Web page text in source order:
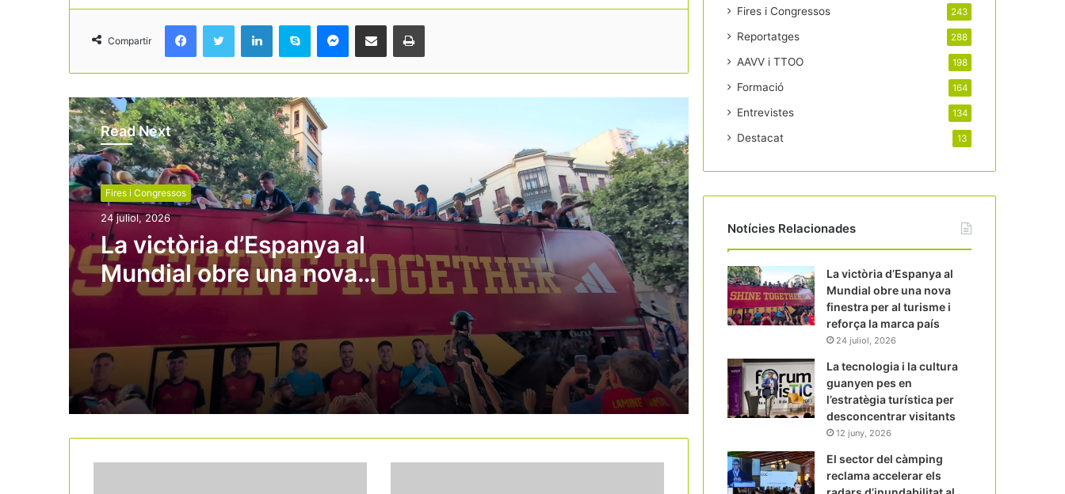
Compartir
Read Next
Fires i Congressos
24 juliol, 2026
La victòria d’Espanya al
Mundial obre una nova
finestra per al turisme i
reforça la marca país
en l’estratègia turística per
Pirineu
B-Travel tanca una edició marcada pel
foment d’un turisme més responsable
El càmping català es dona cita a la
Seu d’Urgell per abordar els reptes del
turisme a l’aire lliure
B-Travel reunirà més de 100
expositors i posarà el focus en el
El mercat alemany aporta 1.643 M€ a
Catalunya i reforça el turisme fora
d’estiu
El MWC evidencia el pes del turisme
Fires i Congressos 243
Reportatges 288
AAVV i TTOO 198
Formació 164
Entrevistes 134
Destacat 13
Notícies Relacionades
La victòria d’Espanya al
Mundial obre una nova
finestra per al turisme i
reforça la marca país
24 juliol, 2026
La tecnologia i la cultura
guanyen pes en
l’estratègia turística per
desconcentrar visitants
12 juny, 2026
El sector del càmping
reclama accelerar els